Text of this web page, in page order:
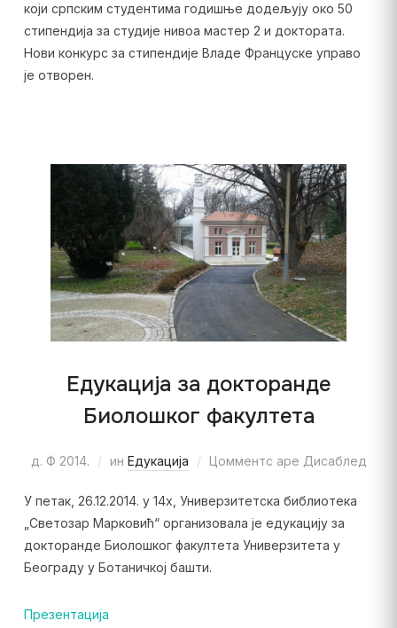
који српским студентима годишње додељују око 50
стипендија за студије нивоа мастер 2 и доктората.
Нови конкурс за стипендије Владе Француске управо
је отворен.
Едукација за докторанде
Биолошког факултета
д. Ф 2014. ин Едукација Цомментс аре Дисаблед
У петак, 26.12.2014. у 14х, Универзитетска библиотека
„Светозар Марковић“ организовала је едукацију за
докторанде Биолошког факултета Универзитета у
Београду у Ботаничкој башти.
Презентација